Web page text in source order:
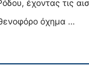
έχοντας τις
όχημα …